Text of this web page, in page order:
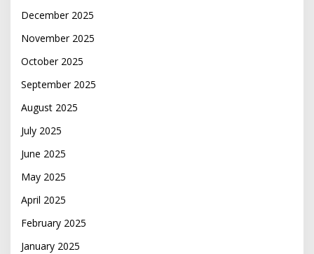
December 2025
November 2025
October 2025
September 2025
August 2025
July 2025
June 2025
May 2025
April 2025
February 2025
January 2025